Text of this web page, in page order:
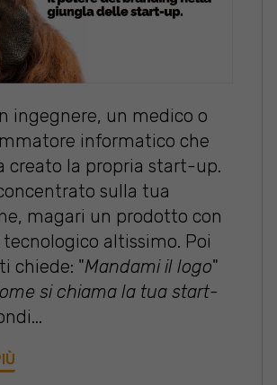
ingegnere, un medico o
informatico che
creato la propria start-up.
sulla tua
magari un prodotto con
altissimo. Poi
chiede: "Mandami il logo"
si chiama la tua start-